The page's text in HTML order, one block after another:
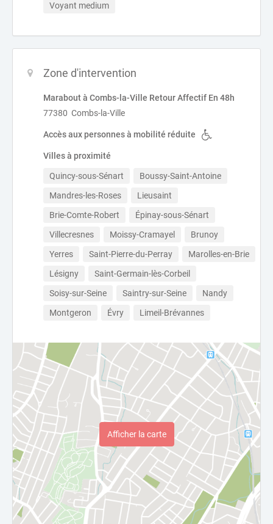
Voyant medium
Zone d'intervention
Marabout à Combs-la-Ville Retour Affectif En 48h
77380 Combs-la-Ville
Accès aux personnes à mobilité réduite
Villes à proximité
Quincy-sous-Sénart
Boussy-Saint-Antoine
Mandres-les-Roses
Lieusaint
Brie-Comte-Robert
Épinay-sous-Sénart
Villecresnes
Moissy-Cramayel
Brunoy
Yerres
Saint-Pierre-du-Perray
Marolles-en-Brie
Lésigny
Saint-Germain-lès-Corbeil
Soisy-sur-Seine
Saintry-sur-Seine
Nandy
Montgeron
Évry Limeil-Brévannes
Afficher la carte